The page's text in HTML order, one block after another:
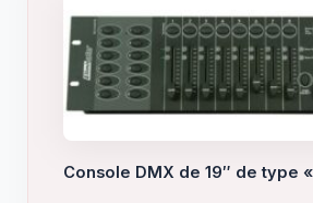
Console DMX de 19″ de type